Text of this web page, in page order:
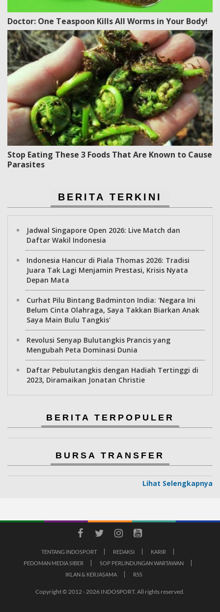
Doctor: One Teaspoon Kills All Worms in Your Body!
Stop Eating These 3 Foods That Are Known to Cause
Parasites
BERITA TERKINI
Jadwal Singapore Open 2026: Live Match dan
Daftar Wakil Indonesia
Indonesia Hancur di Piala Thomas 2026: Tradisi
Juara Tak Lagi Menjamin Prestasi, Krisis Nyata
Depan Mata
Curhat Pilu Bintang Badminton India: 'Negara Ini
Belum Cinta Olahraga, Saya Takkan Biarkan Anak
Saya Main Bulu Tangkis'
Revolusi Senyap Bulutangkis Prancis yang
Mengubah Peta Dominasi Dunia
Daftar Pebulutangkis dengan Hadiah Tertinggi di
2023, Diramaikan Jonatan Christie
BERITA TERPOPULER
BURSA TRANSFER
Lihat Selengkapnya
TENTANG INDOSPORT REDAKSI
KARIR
PEDOMAN MEDIA SIBER
SOP PERLINDUNGAN WARTAWAN
IKLAN & KERJASAMA
RSS
Copyright © 2012 - 2026 INDOSPORT. All rights reserved.